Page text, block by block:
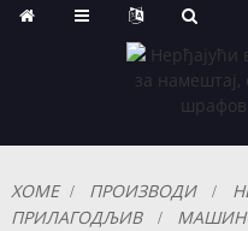
ХОМЕ ПРОИЗВОДИ
ПРИЛАГОДЉИВ